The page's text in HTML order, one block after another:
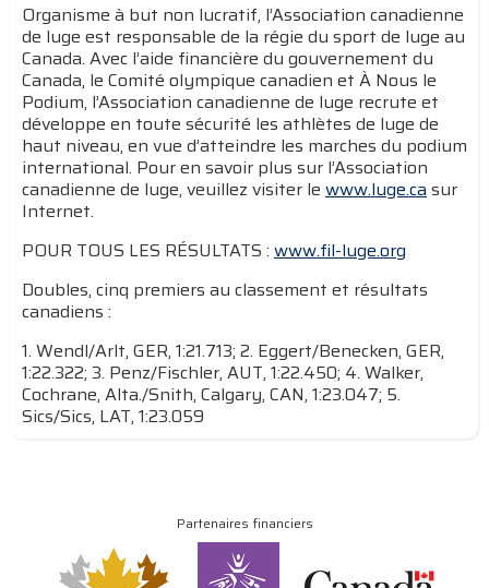
Organisme à but non lucratif, l’Association canadienne
de luge est responsable de la régie du sport de luge au
Canada. Avec l’aide financière du gouvernement du
Canada, le Comité olympique canadien et À Nous le
Podium, l’Association canadienne de luge recrute et
développe en toute sécurité les athlètes de luge de
haut niveau, en vue d’atteindre les marches du podium
international. Pour en savoir plus sur l’Association
canadienne de luge, veuillez visiter le www.luge.casur
Internet.
POUR TOUS LES RÉSULTATS : www.fil-luge.org
Doubles, cinq premiers au classement et résultats
canadiens :
1. Wendl/Arlt, GER, 1:21.713; 2. Eggert/Benecken, GER,
1:22.322; 3. Penz/Fischler, AUT, 1:22.450; 4. Walker,
Cochrane, Alta./Snith, Calgary, CAN, 1:23.047; 5.
Sics/Sics, LAT, 1:23.059
Partenaires financiers